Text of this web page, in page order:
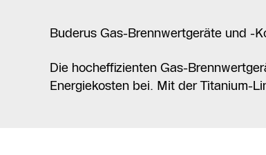
Buderus Gas-Brennwertgeräte und -
Die hocheffizienten Gas-
Energiekosten bei. Mit der Titanium-